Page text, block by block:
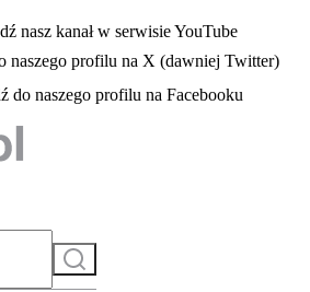
się w nowej karcie
nasz kanał w serwisie YouTube
karcie
naszego profilu na X (dawniej Twitter)
się w nowej karcie
do naszego profilu na Facebooku
Szukaj